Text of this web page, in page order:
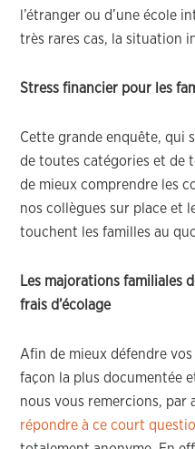
l’étranger ou d’une école
très rares cas, la situation
Stress financier pour les
Cette grande enquête, qui
de toutes catégories et de
de mieux comprendre les
nos collègues sur place et
touchent les familles au
Les majorations familiales
frais d’écolage
Afin de mieux défendre
façon la plus documentée
nous vous remercions, par
répondre à ce court